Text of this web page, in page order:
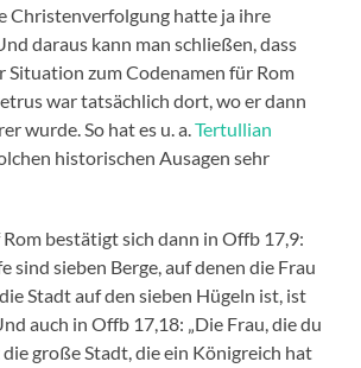
Christenverfolgung hatte ja ihre
daraus kann man schließen, dass
Situation zum Codenamen für Rom
war tatsächlich dort, wo er dann
wurde. So hat es u. a.Tertullian
historischen Ausagen sehr
bestätigt sich dann in Offb 17,9:
sind sieben Berge, auf denen die Frau
Stadt auf den sieben Hügeln ist, ist
auch in Offb 17,18: „Die Frau, die du
die große Stadt, die ein Königreich hat